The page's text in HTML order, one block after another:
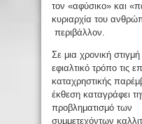
τον «αφύσικο» και
κυριαρχία του
περιβάλλον.
Σε μια χρονική
εφιαλτικό τρόπο τις
καταχρηστικής
έκθεση καταγράφει
προβληματισμό των
συμμετεχόντων